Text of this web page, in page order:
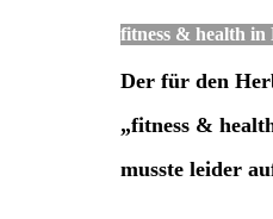
fitness & health in
Der für den
„fitness &
musste leider